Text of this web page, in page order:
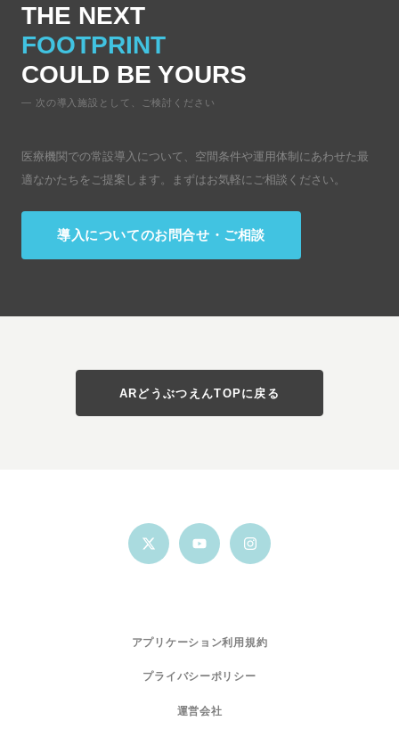
THE NEXT
FOOTPRINT
COULD BE YOURS
次の導入施設として、ご検討ください
医療機関での常設導入について、空間条件や運用体制にあわせた最
適なかたちをご提案します。まずはお気軽にご相談ください。
導入についてのお問合せ・ご相談
ARどうぶつえんTOPに戻る
アプリケーション利用規約
プライバシーポリシー
運営会社